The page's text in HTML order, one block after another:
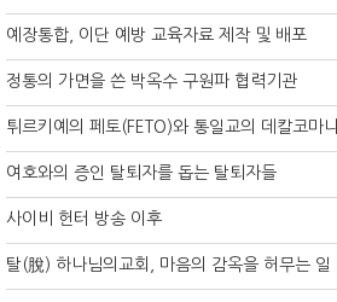
예장통합, 이단 예방 교육자료 제작 및 배포
정통의 가면을 쓴 박옥수 구원파 협력기관
튀르키예의 페토(FETO)와 통일교의 데칼코마니
여호와의 증인 탈퇴자를 돕는 탈퇴자들
사이비 헌터 방송 이후
탈(脫) 하나님의교회, 마음의 감옥을 허무는 일